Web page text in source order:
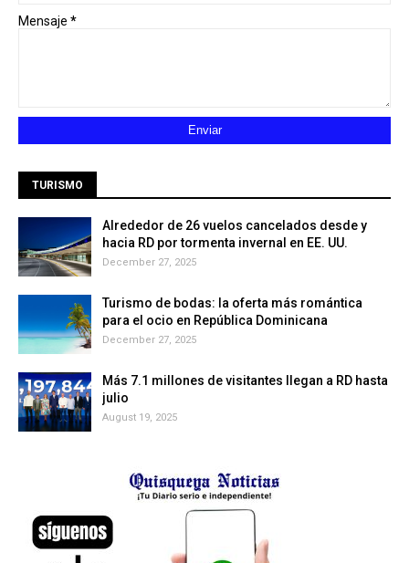
Mensaje *
TURISMO
Alrededor de 26 vuelos cancelados desde y
hacia RD por tormenta invernal en EE. UU.
December 27, 2025
Turismo de bodas: la oferta más romántica
para el ocio en República Dominicana
December 27, 2025
Más 7.1 millones de visitantes llegan a RD hasta
julio
August 19, 2025